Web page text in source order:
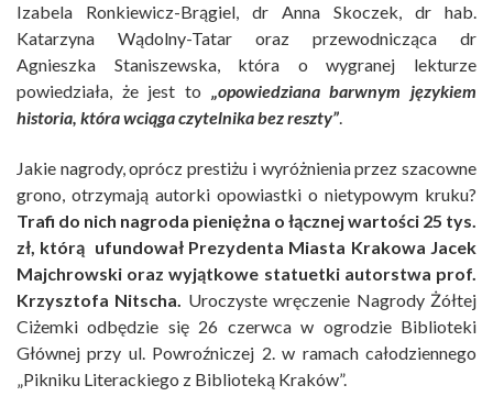
Izabela Ronkiewicz-Brągiel, dr Anna Skoczek, dr hab.
Katarzyna Wądolny-Tatar oraz przewodnicząca dr
Agnieszka Staniszewska, która o wygranej lekturze
powiedziała, że jest to „opowiedziana barwnym językiem
historia, która wciąga czytelnika bez reszty”.
Jakie nagrody, oprócz prestiżu i wyróżnienia przez szacowne
grono, otrzymają autorki opowiastki o nietypowym kruku?
Trafi do nich nagroda pieniężna o łącznej wartości 25 tys.
zł, którą ufundował Prezydenta Miasta Krakowa Jacek
Majchrowski oraz wyjątkowe statuetki autorstwa prof.
Krzysztofa Nitscha. Uroczyste wręczenie Nagrody Żółtej
Ciżemki odbędzie się 26 czerwca w ogrodzie Biblioteki
Głównej przy ul. Powroźniczej 2. w ramach całodziennego
„Pikniku Literackiego z Biblioteką Kraków”.